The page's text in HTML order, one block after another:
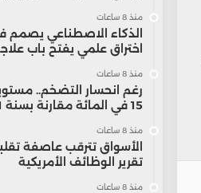
منذ 8 ساعات
الذكاء الاصطناعي يصمم
اختراق علمي يفتح باب
منذ 8 ساعات
رغم انحسار التضخم..
15 في المائة مقارنة بسنة 2021
منذ 8 ساعات
الأسواق تترقب عاصفة
تقرير الوظائف الأمريكية
منذ 8 ساعات